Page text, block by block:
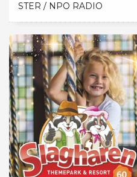
STER / NPO RADIO